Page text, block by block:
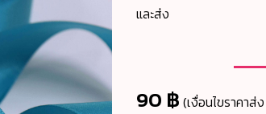
และส่ง
90 ฿ (เงื่อนไขราคาส่